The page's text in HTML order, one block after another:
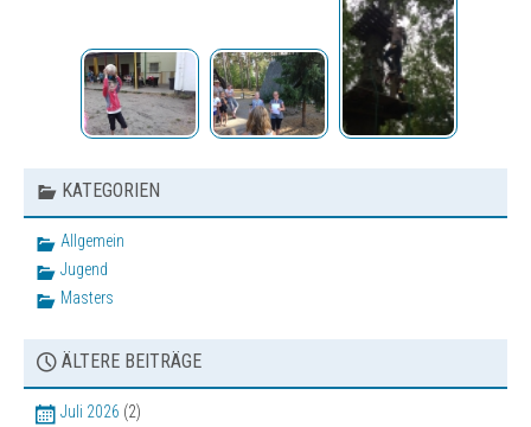
KATEGORIEN
Allgemein
Jugend
Masters
ÄLTERE BEITRÄGE
Juli 2026 (2)